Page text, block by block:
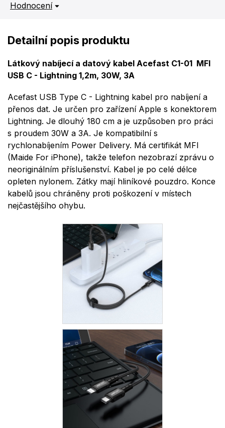
Hodnocení
Detailní popis produktu
Látkový nabíjecí a datový kabel Acefast C1-01 MFI
USB C - Lightning 1,2m, 30W, 3A
Acefast USB Type C - Lightning kabel pro nabíjení a
přenos dat. Je určen pro zařízení Apple s konektorem
Lightning. Je dlouhý 180 cm a je uzpůsoben pro práci
s proudem 30W a 3A. Je kompatibilní s
rychlonabíjením Power Delivery. Má certifikát MFI
(Maide For iPhone), takže telefon nezobrazí zprávu o
neoriginálním příslušenství. Kabel je po celé délce
opleten nylonem. Zátky mají hliníkové pouzdro. Konce
kabelů jsou chráněny proti poškození v místech
nejčastějšího ohybu.